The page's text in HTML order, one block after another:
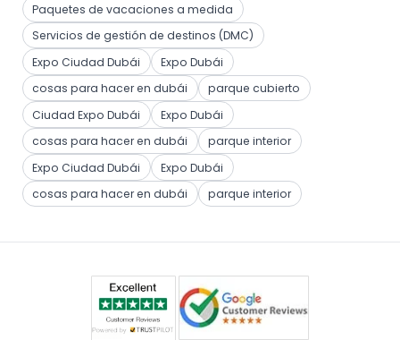
Paquetes de vacaciones a medida
Servicios de gestión de destinos (DMC)
Expo Ciudad Dubái
Expo Dubái
cosas para hacer en dubái
parque cubierto
Ciudad Expo Dubái
Expo Dubái
cosas para hacer en dubái
parque interior
Expo Ciudad Dubái
Expo Dubái
cosas para hacer en dubái
parque interior